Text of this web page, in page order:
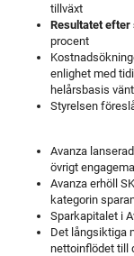
tillväxt
Resultatet efter
procent
enlighet med
helårsbasis
Styrelsen
Avanza
övrigt
Avanza erhöll
kategorin
Sparkapitalet i
Det långsiktiga
nettoinflödet till